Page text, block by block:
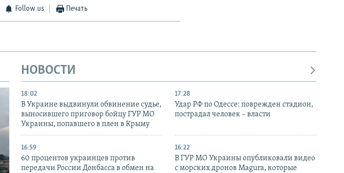
Follow us Печать
НОВОСТИ
18:02
В Украине выдвинули обвинение судье,
выносившего приговор бойцу ГУР МО
Украины, попавшего в плен в Крыму
17:28
Удар РФ по Одессе: поврежден стадион,
пострадал человек – власти
16:59
60 процентов украинцев против
передачи России Донбасса в обмен на
16:22
В ГУР МО Украины опубликовали видео
с морских дронов Magura, которые